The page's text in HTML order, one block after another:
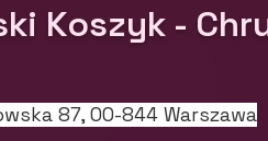
Koszyk -
87, 00-844 Warszawa